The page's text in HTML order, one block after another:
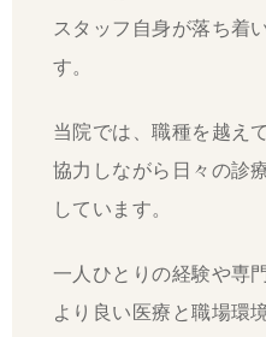
スタッフ自身が落ち着
す。
当院では、職種を越え
協力しながら日々の診
しています。
一人ひとりの経験や専
より良い医療と職場環